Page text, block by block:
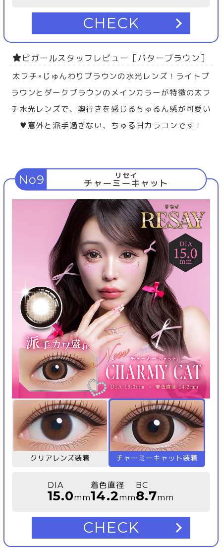
CHECK
ビガールスタッフレビュー［バターブラウン］
太フチ×じゅんわりブラウンの水光レンズ！ライトブ
ラウンとダークブラウンのメインカラーが特徴の太フ
チ水光レンズで、奥行きを感じるちゅるん感が可愛い
♥意外と派手過ぎない、ちゅる甘カラコンです！
No9 リセイ
チャーミーキャット
クリアレンズ装着 チャーミーキャット装着
DIA
15.0mm
着色直径
14.2mm
BC
8.7mm
CHECK